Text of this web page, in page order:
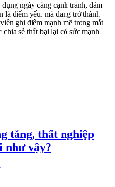
ngày càng cạnh tranh, dám
là điểm yếu, mà đang trở thành
ghi điểm mạnh mẽ trong mắt
sẻ thất bại lại có sức mạnh
tăng, thất nghiệp
như vậy?